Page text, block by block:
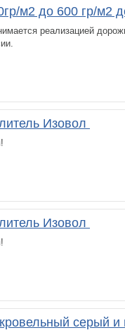
м2 до 600 гр/м2
реализацией
Изовол
Изовол
серый и